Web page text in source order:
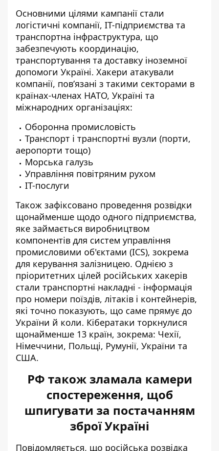
Основними цілями кампанії стали
логістичні компанії, ІТ-підприємства та
транспортна інфраструктура, що
забезпечують координацію,
транспортування та доставку іноземної
допомоги Україні. Хакери атакували
компанії, пов’язані з такими секторами в
країнах-членах НАТО, Україні та
міжнародних організаціях:
Оборонна промисловість
Транспорт і транспортні вузли (порти,
аеропорти тощо)
Морська галузь
Управління повітряним рухом
ІТ-послуги
Також зафіксовано проведення розвідки
щонайменше щодо одного підприємства,
яке займається виробництвом
компонентів для систем управління
промисловими об'єктами (ICS), зокрема
для керування залізницею. Однією з
пріоритетних цілей російських хакерів
стали транспортні накладні - інформація
про номери поїздів, літаків і контейнерів,
які точно показують, що саме прямує до
України й коли. Кібератаки торкнулися
щонайменше 13 країн, зокрема: Чехії,
Німеччини, Польщі, Румунії, України та
США.
РФ також зламала камери
спостереження, щоб
шпигувати за постачанням
зброї Україні
Повідомляється, що російська розвідка